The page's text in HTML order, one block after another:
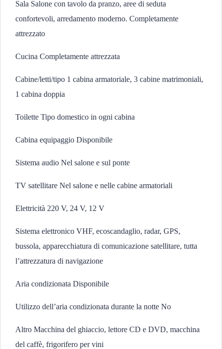
Sala Salone con tavolo da pranzo, aree di seduta
confortevoli, arredamento moderno. Completamente
attrezzato
Cucina Completamente attrezzata
Cabine/letti/tipo 1 cabina armatoriale, 3 cabine matrimoniali,
1 cabina doppia
Toilette Tipo domestico in ogni cabina
Cabina equipaggio Disponibile
Sistema audio Nel salone e sul ponte
TV satellitare Nel salone e nelle cabine armatoriali
Elettricità 220 V, 24 V, 12 V
Sistema elettronico VHF, ecoscandaglio, radar, GPS,
bussola, apparecchiatura di comunicazione satellitare, tutta
l’attrezzatura di navigazione
Aria condizionata Disponibile
Utilizzo dell’aria condizionata durante la notte No
Altro Macchina del ghiaccio, lettore CD e DVD, macchina
del caffè, frigorifero per vini